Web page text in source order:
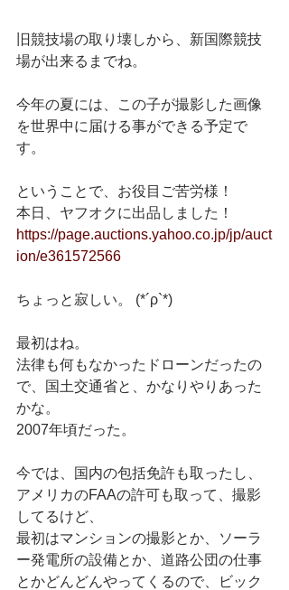
旧競技場の取り壊しから、新国際競技
場が出来るまでね。
今年の夏には、この子が撮影した画像
を世界中に届ける事ができる予定で
す。
ということで、お役目ご苦労様！
本日、ヤフオクに出品しました！
https://page.auctions.yahoo.co.jp/jp/auct
ion/e361572566
ちょっと寂しい。 (*´ρ`*)
最初はね。
法律も何もなかったドローンだったの
で、国土交通省と、かなりやりあった
かな。
2007年頃だった。
今では、国内の包括免許も取ったし、
アメリカのFAAの許可も取って、撮影
してるけど、
最初はマンションの撮影とか、ソーラ
ー発電所の設備とか、道路公団の仕事
とかどんどんやってくるので、ビック